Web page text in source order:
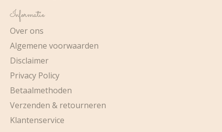
Informatie
Over ons
Algemene voorwaarden
Disclaimer
Privacy Policy
Betaalmethoden
Verzenden & retourneren
Klantenservice